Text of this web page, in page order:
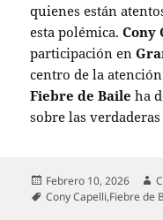
quienes están
esta polémica.Cony
participación en
centro de la
Fiebre de Baile ha
sobre las
Publicado
el
Febrero 10, 2026
Etiquetas
Cony Capelli,Fiebre de